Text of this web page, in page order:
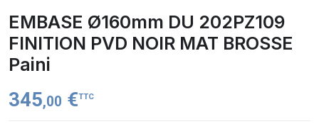
EMBASE Ø160mm DU 202PZ109
FINITION PVD NOIR MAT BROSSE
Paini
345,00 €TTC